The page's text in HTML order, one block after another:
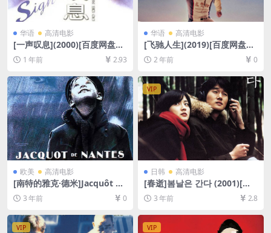
华语 高清电影
[一声叹息](2000)[百度网盘
+夸克网盘1080P超清未删减
资源][网盘在线播放/下载][MP
4/5GB][中文字幕]
1 年前 2.93
华语 高清电影
[飞驰人生](2019)[百度网盘
+夸克网盘1080P超清未删减
资源][网盘在线播放/下载][MP
4/6.3GB][中文字幕]
2 年前 0
欧美 高清电影
[南特的雅克·德米]Jacquôt de
Nantes (1991)[百度网盘+迅
雷云盘资源720P高清未删减]
3 年前 0
VIP
日韩 高清电影
[春逝]봄날은 간다 (2001)[百
度网盘+迅雷云盘资源1080P
超清未删减][MP4/7GB][韩语
3 年前 2.8
VIP VIP